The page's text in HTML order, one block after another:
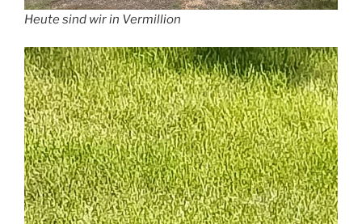
Heute sind wir in Vermillion